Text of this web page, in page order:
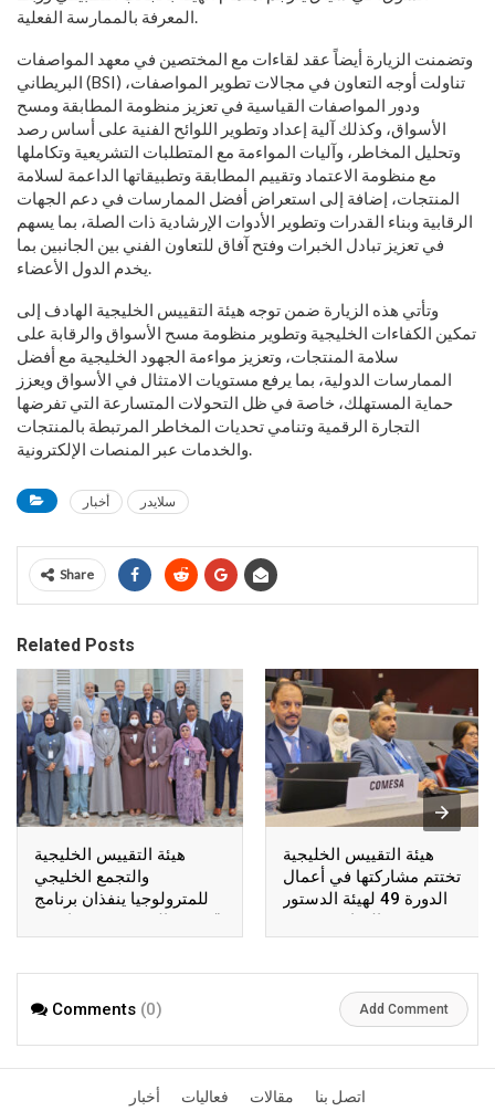
المعرفة بالممارسة الفعلية.
وتضمنت الزيارة أيضاً عقد لقاءات مع المختصين في معهد المواصفات
البريطاني (BSI) تناولت أوجه التعاون في مجالات تطوير المواصفات،
ودور المواصفات القياسية في تعزيز منظومة المطابقة ومسح
الأسواق، وكذلك آلية إعداد وتطوير اللوائح الفنية على أساس رصد
وتحليل المخاطر، وآليات المواءمة مع المتطلبات التشريعية وتكاملها
مع منظومة الاعتماد وتقييم المطابقة وتطبيقاتها الداعمة لسلامة
المنتجات، إضافة إلى استعراض أفضل الممارسات في دعم الجهات
الرقابية وبناء القدرات وتطوير الأدوات الإرشادية ذات الصلة، بما يسهم
في تعزيز تبادل الخبرات وفتح آفاق للتعاون الفني بين الجانبين بما
يخدم الدول الأعضاء.
وتأتي هذه الزيارة ضمن توجه هيئة التقييس الخليجية الهادف إلى
تمكين الكفاءات الخليجية وتطوير منظومة مسح الأسواق والرقابة على
سلامة المنتجات، وتعزيز مواءمة الجهود الخليجية مع أفضل
الممارسات الدولية، بما يرفع مستويات الامتثال في الأسواق ويعزز
حماية المستهلك، خاصة في ظل التحولات المتسارعة التي تفرضها
التجارة الرقمية وتنامي تحديات المخاطر المرتبطة بالمنتجات
والخدمات عبر المنصات الإلكترونية.
أخبار سلايدر
Share
Related Posts
هيئة التقييس الخليجية
والتجمع الخليجي
للمترولوجيا ينفذان برنامج
“جسور المعرفة” في باريس
هيئة التقييس الخليجية
تختتم مشاركتها في أعمال
الدورة 49 لهيئة الدستور
الغذائي بجنيف
Comments (0) Add Comment
أخبار فعاليات مقالات اتصل بنا